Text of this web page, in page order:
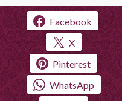
Facebook
X
Pinterest
WhatsApp